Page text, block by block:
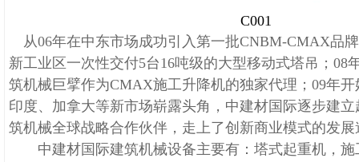
C001
从06年在中东市场成功引入第一批CNBM-CMAX品
新工业区一次性交付5台16吨级的大型移动式塔吊；08
筑机械巨擘作为CMAX施工升降机的独家代理；09年
印度、加拿大等新市场崭露头角，中建材国际逐步建
筑机械全球战略合作伙伴，走上了创新商业模式的发展
中建材国际建筑机械设备主要有：塔式起重机，施